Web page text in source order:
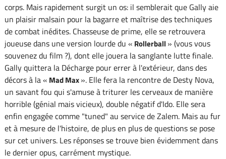
corps. Mais rapidement surgit un os: il semblerait que Gally aie
un plaisir malsain pour la bagarre et maîtrise des techniques
de combat inédites. Chasseuse de prime, elle se retrouvera
joueuse dans une version lourde du « Rollerball » (vous vous
souvenez du film ?), dont elle jouera la sanglante lutte finale.
Gally quittera la Décharge pour errer à l'extérieur, dans des
décors à la « Mad Max». Elle fera la rencontre de Desty Nova,
un savant fou qui s'amuse à triturer les cerveaux de manière
horrible (génial mais vicieux), double négatif d'Ido. Elle sera
enfin engagée comme "tuned" au service de Zalem. Mais au fur
et à mesure de l'histoire, de plus en plus de questions se pose
sur cet univers. Les réponses se trouve bien évidemment dans
le dernier opus, carrément mystique.